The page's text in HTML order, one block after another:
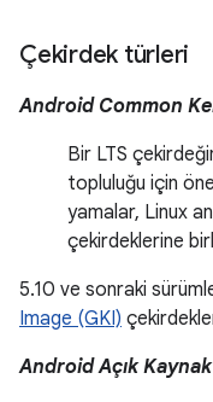
Çekirdek türleri
Android Common
Bir LTS
topluluğu için
yamalar, Linux
çekirdeklerine
5.10 ve sonraki
Image (GKI)
Android Açık